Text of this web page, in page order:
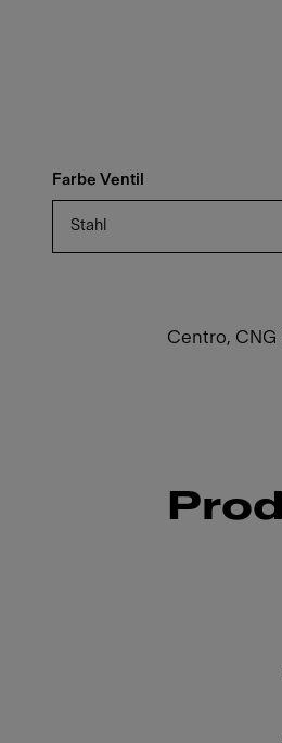
Farbe Ventil
Stahl
Centro, CNG